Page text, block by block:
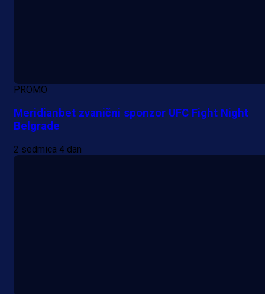
PROMO
Meridianbet zvanični sponzor UFC Fight Night
Belgrade
2 sedmica 4 dan